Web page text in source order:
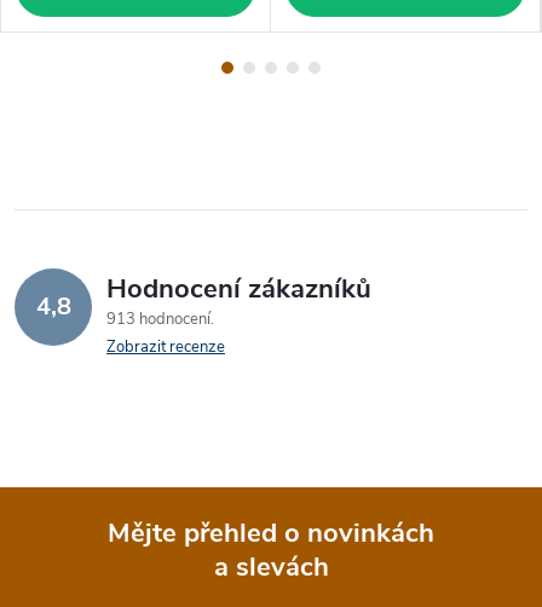
4,8 Hodnocení zákazníků
913 hodnocení
Zobrazit recenze
Mějte přehled o novinkách
a slevách